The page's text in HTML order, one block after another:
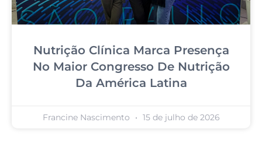
Nutrição Clínica Marca Presença
No Maior Congresso De Nutrição
Da América Latina
Francine Nascimento 15 de julho de 2026